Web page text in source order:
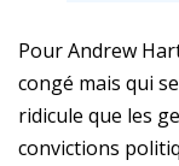
Pour Andrew
congé mais qui
ridicule que les
convictions